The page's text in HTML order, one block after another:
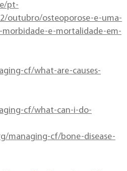
pt-
outubro/osteoporose-e-uma-
morbidade-e-mortalidade-em-
cf/what-are-causes-
cf/what-can-i-do-
managing-cf/bone-disease-